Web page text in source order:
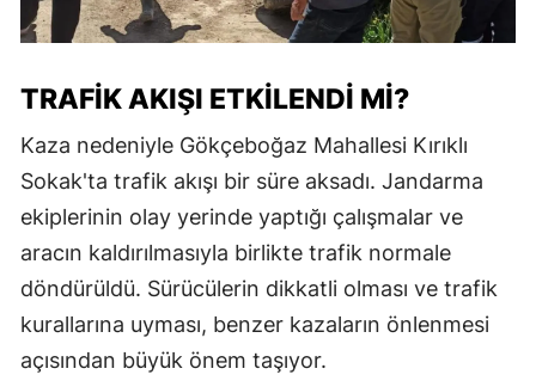
TRAFIK AKIŞI ETKILENDI MI?
Kaza nedeniyle Gökçeboğaz Mahallesi Kırıklı
Sokak'ta trafik akışı bir süre aksadı. Jandarma
ekiplerinin olay yerinde yaptığı çalışmalar ve
aracın kaldırılmasıyla birlikte trafik normale
döndürüldü. Sürücülerin dikkatli olması ve trafik
kurallarına uyması, benzer kazaların önlenmesi
açısından büyük önem taşıyor.